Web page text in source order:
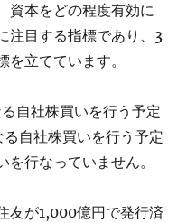
資本をどの程度有効に
注目する指標であり、3
立てています。
自社株買いを行う予定
自社株買いを行う予定
行なっていません。
友が1,000億円で発行済